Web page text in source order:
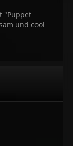
"Puppet
und cool